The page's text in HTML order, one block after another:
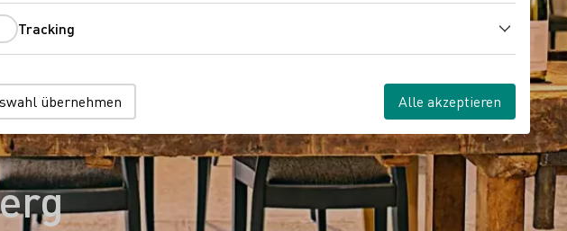
Tracking
übernehmen Alle akzeptieren